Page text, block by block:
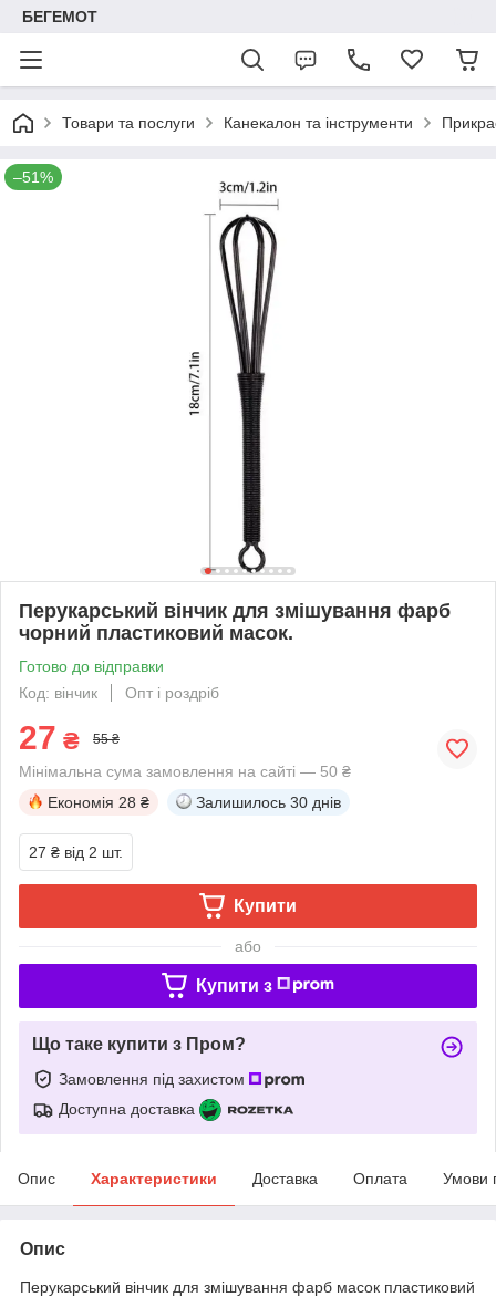
БЕГЕМОТ
Товари та послуги Канекалон та інструменти
–51%
Перукарський вінчик для змішування фарб
чорний пластиковий масок.
Готово до відправки
Код: вінчик
Опт і роздріб
27 ₴ 55 ₴
Мінімальна сума замовлення на сайті — 50 ₴
Економія 28 ₴ Залишилось 30 днів
27 ₴ від 2 шт.
Купити
або
Купити з
Що таке купити з Пром?
Замовлення під захистом
Доступна доставка
Опис Характеристики Доставка Оплата Умови
Опис
Перукарський вінчик для змішування фарб масок пластиковий